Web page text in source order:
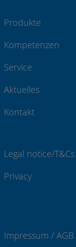
Produkte
Kompetenzen
Service
Aktuelles
Kontakt
Legal notice/T&Cs
Privacy
Impressum / AGB